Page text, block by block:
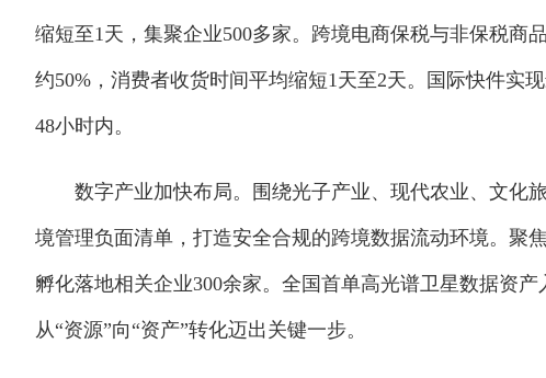
缩短至1天，集聚企业500多家。跨境电商保税与非保税商
约50%，消费者收货时间平均缩短1天至2天。国际快件实
48小时内。
数字产业加快布局。围绕光子产业、现代农业、文化
境管理负面清单，打造安全合规的跨境数据流动环境。聚
孵化落地相关企业300余家。全国首单高光谱卫星数据资
从“资源”向“资产”转化迈出关键一步。